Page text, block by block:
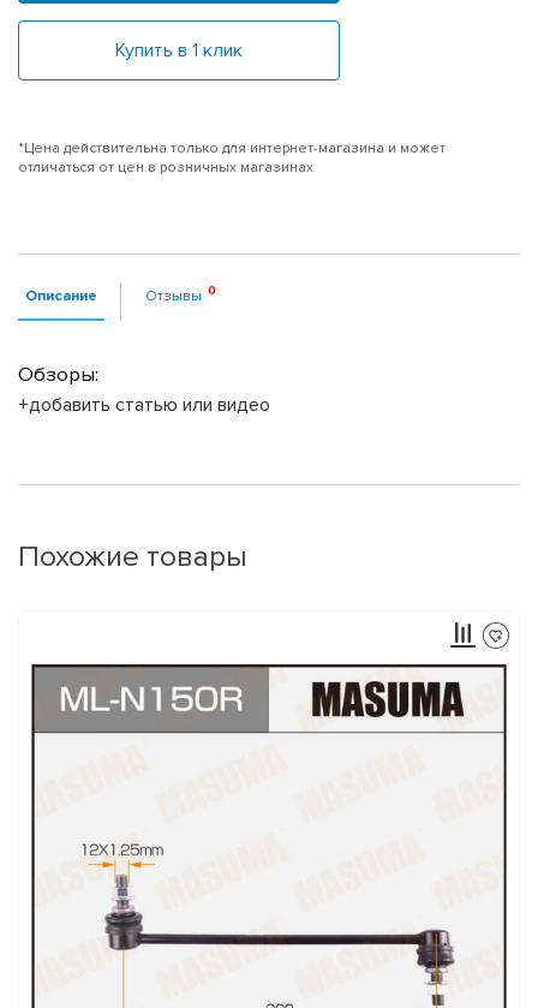
Купить в 1 клик
*Цена действительна только для интернет-магазина и может
отличаться от цен в розничных магазинах
Описание Отзывы
Обзоры:
+добавить статью или видео
Похожие товары